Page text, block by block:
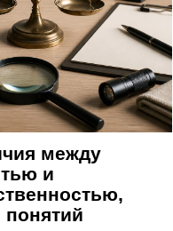
между
и
понятий